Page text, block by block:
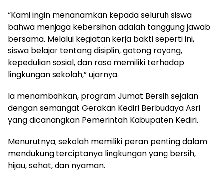
“Kami ingin menanamkan kepada seluruh siswa
bahwa menjaga kebersihan adalah tanggung jawab
bersama. Melalui kegiatan kerja bakti seperti ini,
siswa belajar tentang disiplin, gotong royong,
kepedulian sosial, dan rasa memiliki terhadap
lingkungan sekolah,” ujarnya.
Ia menambahkan, program Jumat Bersih sejalan
dengan semangat Gerakan Kediri Berbudaya Asri
yang dicanangkan Pemerintah Kabupaten Kediri.
Menurutnya, sekolah memiliki peran penting dalam
mendukung terciptanya lingkungan yang bersih,
hijau, sehat, dan nyaman.